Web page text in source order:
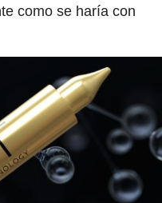
como se haría con